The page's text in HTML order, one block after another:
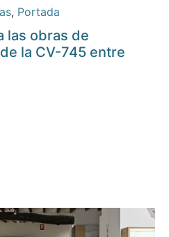
, Portada
las obras de
la CV-745 entre